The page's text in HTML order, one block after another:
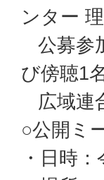
ンター
公募参
び傍聴1
広域連
○公開ミ
・日時